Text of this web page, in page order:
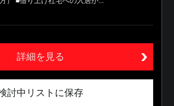
詳細を見る
討中リストに保存